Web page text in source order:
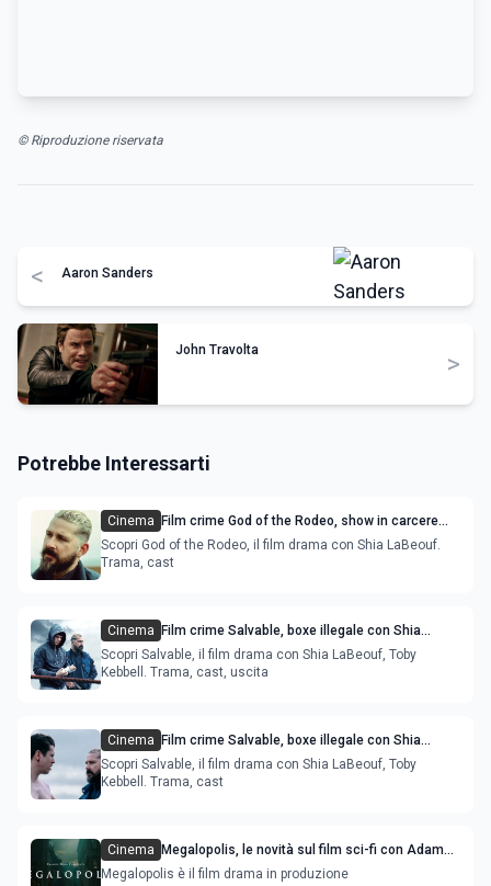
© Riproduzione riservata
< Aaron Sanders
John Travolta >
Potrebbe Interessarti
Cinema
Film crime God of the Rodeo, show in carcere
con Shia LaBeouf
Scopri God of the Rodeo, il film drama con Shia LaBeouf.
Trama, cast
Cinema
Film crime Salvable, boxe illegale con Shia
LaBeouf e Toby Kebbell
Scopri Salvable, il film drama con Shia LaBeouf, Toby
Kebbell. Trama, cast, uscita
Cinema
Film crime Salvable, boxe illegale con Shia
LaBeouf e Toby Kebbell
Scopri Salvable, il film drama con Shia LaBeouf, Toby
Kebbell. Trama, cast
Cinema
Megalopolis, le novità sul film sci-fi con Adam
Driver e Nathalie Emmanuel
Megalopolis è il film drama in produzione